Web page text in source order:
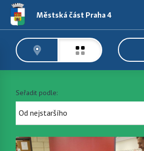
Městská část Praha 4
Seřadit podle: